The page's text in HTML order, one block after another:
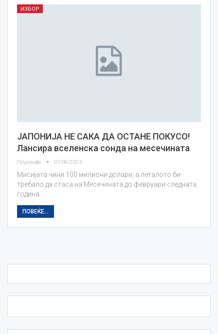
ИЗБОР
ЈАПОНИЈА НЕ САКА ДА ОСТАНЕ ПОКУСО!
Лансира вселенска сонда на месечината
Плусинфо 07/09/2023
Мисијата чини 100 милиони долари, а леталото би
требало да стаса на Месечината до февруари следната
година.
ПОВЕЌЕ...